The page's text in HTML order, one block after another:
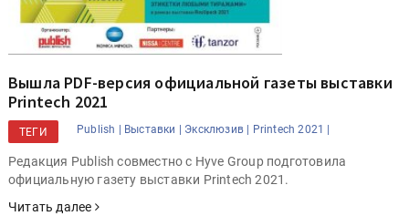
Вышла PDF-версия официальной газеты выставки
Printech 2021
ТЕГИ Publish | Выставки | Эксклюзив | Printech 2021 |
Редакция Publish совместно с Hyve Group подготовила
официальную газету выставки Printech 2021.
Читать далее